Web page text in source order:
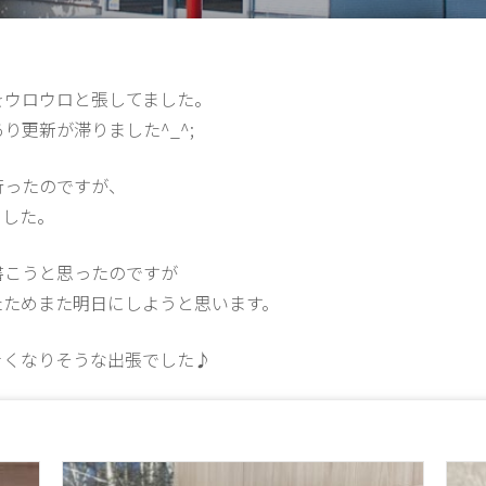
ロウロと張してました。
更新が滞りました^_^;
たのですが、
た。
うと思ったのですが
めまた明日にしようと思います。
なりそうな出張でした♪